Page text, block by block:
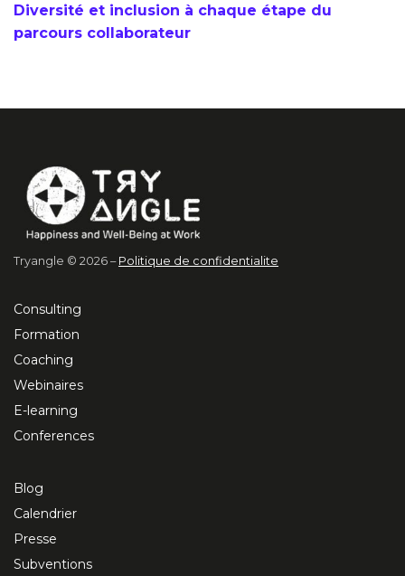
Diversité et inclusion à chaque étape du
parcours collaborateur
Tryangle © 2026 – Politique de confidentialite
Consulting
Formation
Coaching
Webinaires
E-learning
Conferences
Blog
Calendrier
Presse
Subventions